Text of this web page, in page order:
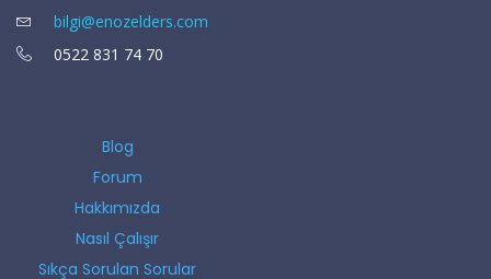
bilgi@enozelders.com
0522 831 74 70
Blog
Forum
Hakkımızda
Nasıl Çalışır
Sıkça Sorulan Sorular